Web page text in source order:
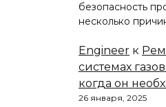
безопасность
несколько
Engineer к
системах
когда он
26 января, 2025